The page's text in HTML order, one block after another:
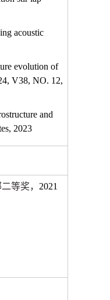
acoustic
evolution of
V38, NO. 12,
and
2023
等奖， 2021